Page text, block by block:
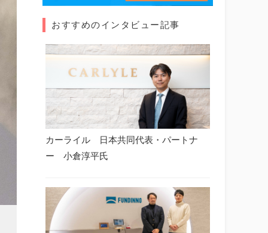
おすすめのインタビュー記事
カーライル 日本共同代表・パートナ
ー 小倉淳平氏